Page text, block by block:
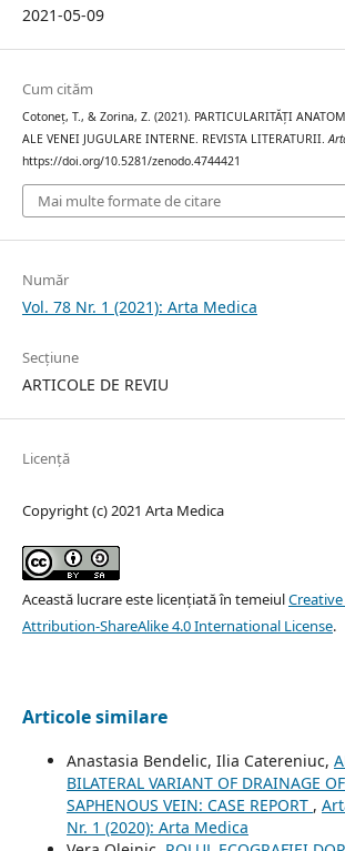
2021-05-09
Cum cităm
Cotoneț, T., & Zorina, Z. (2021). PARTICULARITĂȚI
ALE VENEI JUGULARE INTERNE. REVISTA LITERATURII.
https://doi.org/10.5281/zenodo.4744421
Mai multe formate de citare
Număr
Vol. 78 Nr. 1 (2021): Arta Medica
Secțiune
ARTICOLE DE REVIU
Licență
Copyright (c) 2021 Arta Medica
Această lucrare este licențiată în temeiul
Attribution-ShareAlike 4.0 International License.
Articole similare
Anastasia Bendelic, Ilia Catereniuc,
BILATERAL VARIANT OF DRAINAGE
SAPHENOUS VEIN: CASE REPORT ,
Nr. 1 (2020): Arta Medica